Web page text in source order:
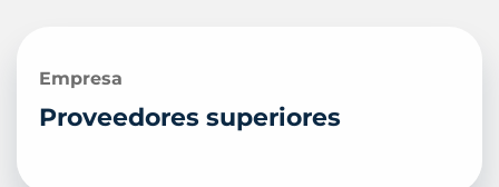
Empresa
Proveedores superiores